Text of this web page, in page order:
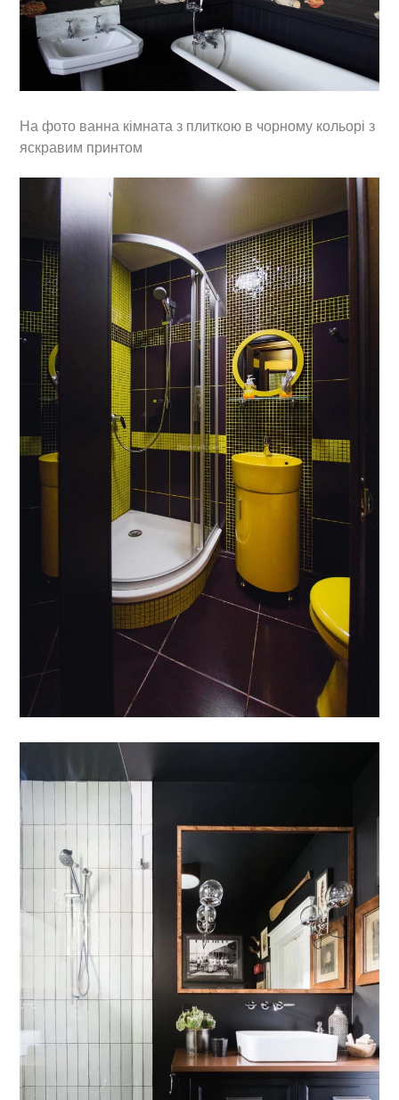
На фото ванна кімната з плиткою в чорному кольорі з
яскравим принтом